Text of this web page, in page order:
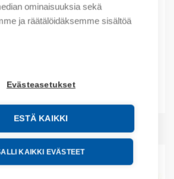
ominaisuuksia sekä
ja räätälöidäksemme sisältöä
Evästeasetukset
ESTÄ KAIKKI
KAIKKI EVÄSTEET
valmistajalta